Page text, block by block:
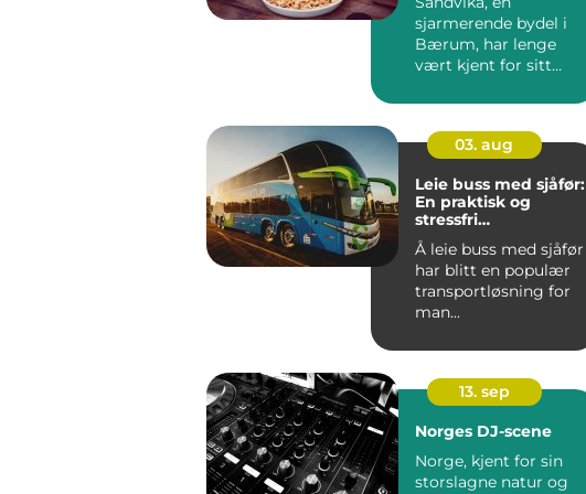
sjarmerende bydel i
Bærum, har lenge
vært kjent for sitt
03. aug
Leie buss med sjåfør:
En praktisk og
stressfri
transportløsning
Å leie buss med sjåfør
har blitt en populær
transportløsning for
man...
13. sep
Norges DJ-scene
Norge, kjent for sin
storslagne natur og